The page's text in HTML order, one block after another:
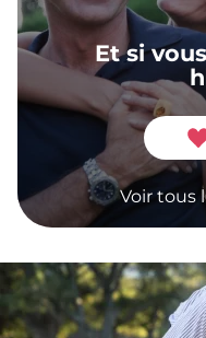
Et si
Voir tous